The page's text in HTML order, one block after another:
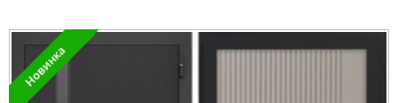
Новинка